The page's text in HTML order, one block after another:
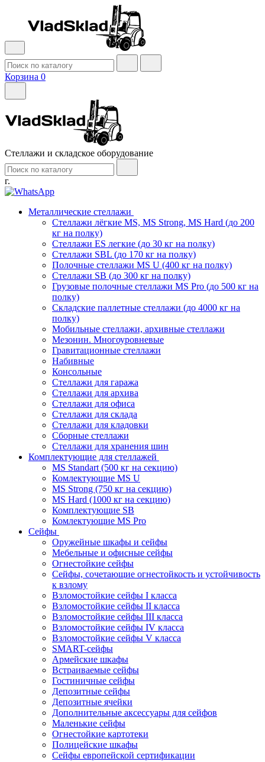
Корзина 0
Стеллажи и складское оборудование
г.
Металлические стеллажи
Стеллажи лёгкие MS, MS Strong, MS Hard (до 200
кг на полку)
Стеллажи ES легкие (до 30 кг на полку)
Стеллажи SBL (до 170 кг на полку)
Полочные стеллажи MS U (400 кг на полку)
Стеллажи SB (до 300 кг на полку)
Грузовые полочные стеллажи MS Pro (до 500 кг на
полку)
Складские паллетные стеллажи (до 4000 кг на
полку)
Мобильные стеллажи, архивные стеллажи
Мезонин. Многоуровневые
Гравитационные стеллажи
Набивные
Консольные
Стеллажи для гаража
Стеллажи для архива
Стеллажи для офиса
Стеллажи для склада
Стеллажи для кладовки
Сборные стеллажи
Стеллажи для хранения шин
Комплектующие для стеллажей
MS Standart (500 кг на секцию)
Комлектующие MS U
MS Strong (750 кг на секцию)
MS Hard (1000 кг на секцию)
Комплектующие SB
Комлектующие MS Pro
Сейфы
Оружейные шкафы и сейфы
Мебельные и офисные сейфы
Огнестойкие сейфы
Сейфы, сочетающие огнестойкость и устойчивость
к взлому
Взломостойкие сейфы I класса
Взломостойкие сейфы II класса
Взломостойкие сейфы III класса
Взломостойкие сейфы IV класса
Взломостойкие сейфы V класса
SMART-сейфы
Армейские шкафы
Встраиваемые сейфы
Гостиничные сейфы
Депозитные сейфы
Депозитные ячейки
Дополнительные аксессуары для сейфов
Маленькие сейфы
Огнестойкие картотеки
Полицейские шкафы
Сейфы европейской сертификации